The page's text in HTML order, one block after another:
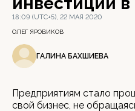
18:09 (UTC+5), 22 МАЯ 2020
ОЛЕГ ЯРОВИКОВ
ГАЛИНА БАХШИЕВА
Предприятиям стало
свой бизнес, не